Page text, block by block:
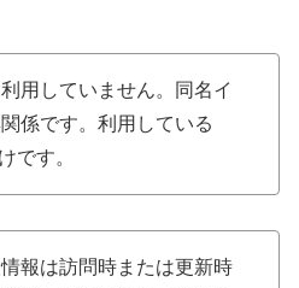
用していません。同名イ
係です。利用している
です。
報は訪問時または更新時